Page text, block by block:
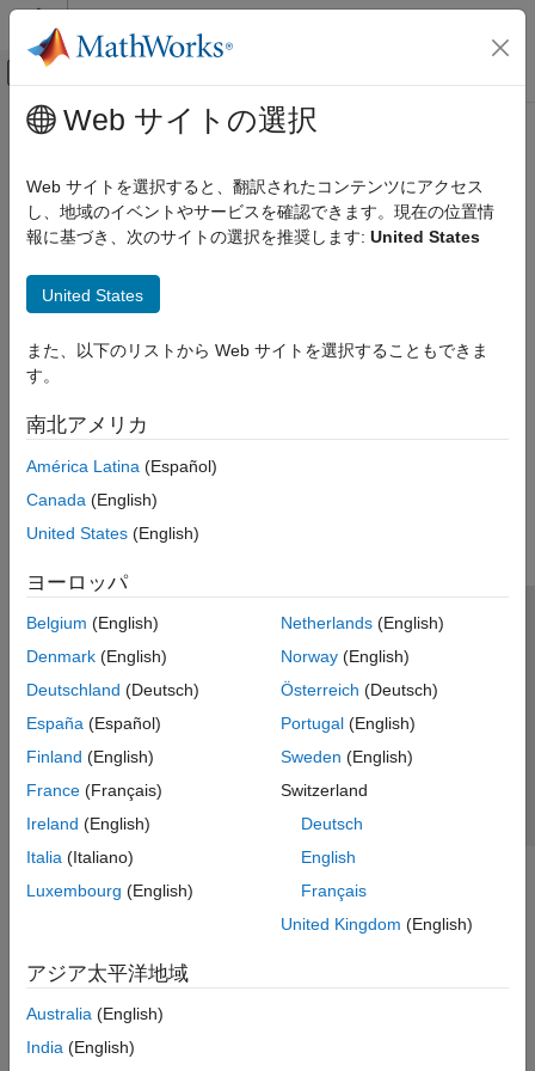
コンテンツへスキップ
オフキャンバス ナビゲーション メ
ドキュメンテーションのホーム
メインコンテンツ
Web サイトの選択
Web サイトを選択すると、翻訳されたコンテンツにアクセス
し、地域のイベントやサービスを確認できます。現在の位置情
報に基づき、次のサイトの選択を推奨します: United States
United States
また、以下のリストから Web サイトを選択することもできま
す。
南北アメリカ
América Latina (Español)
Canada (English)
United States (English)
ヨーロッパ
Belgium (English)
Denmark (English)
Deutschland (Deutsch)
España (Español)
Finland (English)
France (Français)
Ireland (English)
Italia (Italiano)
Luxembourg (English)
Netherlands(English)
Norway(English)
Österreich (Deutsch)
Portugal(English)
Sweden (English)
Switzerland
Deutsch
English
Français
United Kingdom (English)
アジア太平洋地域
Australia (English)
India (English)
トラストセンター
プライバシー ポリシー
違法コピー防止
アプリケーション ステータス
© 1994-2026 The MathWorks, Inc.